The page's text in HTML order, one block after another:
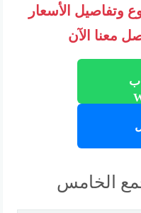
وتفاصيل الأسعار
معنا الآن
الخامس